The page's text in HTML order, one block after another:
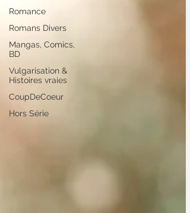
Romance
Romans Divers
Mangas, Comics,
BD
Vulgarisation &
Histoires vraies
CoupDeCoeur
Hors Série